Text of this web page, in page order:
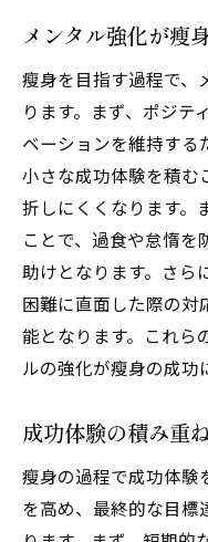
メンタル強化が瘦
瘦身を目指す過程で、
ります。まず、ポジテ
ベーションを維持する
小さな成功体験を積む
折しにくくなります。
ことで、過食や怠惰を
助けとなります。さら
困難に直面した際の対
能となります。これら
ルの強化が瘦身の成功
成功体験の積み重
瘦身の過程で成功体験
を高め、最終的な目標